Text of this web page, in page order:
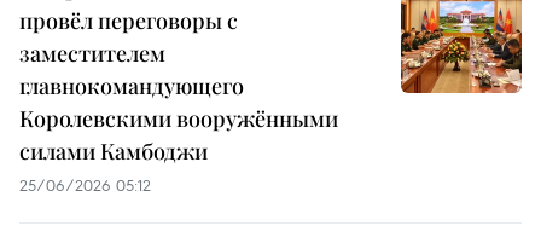
провёл переговоры с
заместителем
главнокомандующего
Королевскими вооружёнными
силами Камбоджи
25/06/2026 05:12